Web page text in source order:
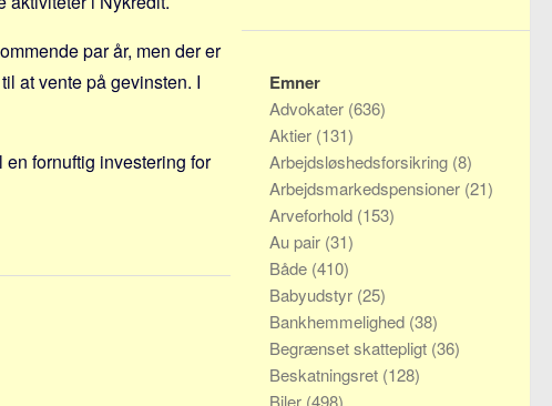
par år, men der er
at vente på gevinsten. I
fornuftig investering for
Emner
Advokater (636)
Aktier (131)
Arbejdsløshedsforsikring (8)
Arbejdsmarkedspensioner (21)
Arveforhold (153)
Au pair (31)
Både (410)
Babyudstyr (25)
Bankhemmelighed (38)
Begrænset skattepligt (36)
Beskatningsret (128)
Biler (498)